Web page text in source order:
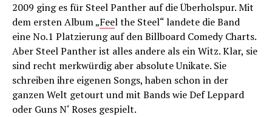
2009 ging es für Steel Panther auf die Überholspur. Mit
dem ersten Album „Feel the Steel“ landete die Band
eine No.1 Platzierung auf den Billboard Comedy Charts.
Aber Steel Panther ist alles andere als ein Witz. Klar, sie
sind recht merkwürdig aber absolute Unikate. Sie
schreiben ihre eigenen Songs, haben schon in der
ganzen Welt getourt und mit Bands wie Def Leppard
oder Guns N‘ Roses gespielt.